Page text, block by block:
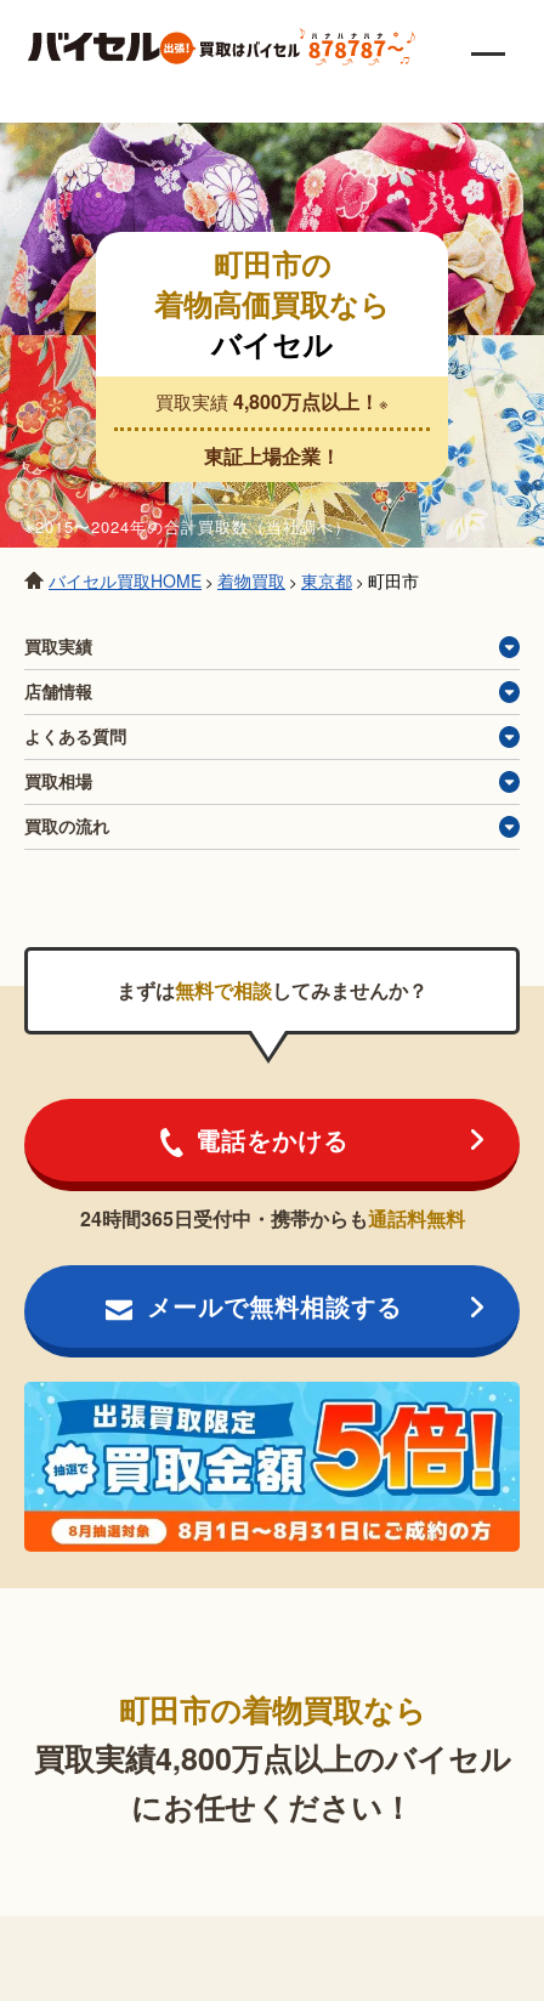
町田市の
着物高価買取なら
バイセル
買取実績4,800万点以上！ ※
東証上場企業！
※2015〜2024年の合計買取数（当社調べ）
バイセル買取HOME > 着物買取 > 東京都 > 町田市
買取実績
店舗情報
よくある質問
買取相場
買取の流れ
まずは無料で相談してみませんか？
電話をかける
24時間365日受付中・携帯からも通話料無料
メールで無料相談する
町田市の着物買取なら
買取実績4,800万点以上のバイセル
にお任せください！